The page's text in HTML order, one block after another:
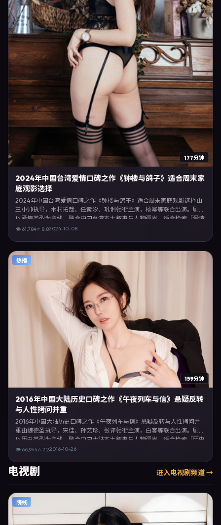
177分钟
2024年中国台湾爱情口碑之作《钟楼与鸽子》适合周末家
庭观影选择
2024年中国台湾爱情口碑之作《钟楼与鸽子》适合周末家庭观影选择由
王小帅执导，木村拓哉、任素汐、巩俐领衔主演，杨幂等联合出演。剧情
以爱情类型为主线，融合中国台湾本土叙事与人物弧光，适合检索「爱情
电影 中国台湾 王小帅 木村拓哉」等关键词的观众。2024年10月8日中国
材。
👁 61,784⭐ 8.82024-10-08
热播
159分钟
2016年中国大陆历史口碑之作《午夜列车与信》悬疑反转
与人性拷问并重
2016年中国大陆历史口碑之作《午夜列车与信》悬疑反转与人性拷问并
重由魏德圣执导，宋佳、孙艺珍、张译领衔主演，白客等联合出演。剧情
以历史类型为主线，融合中国大陆本土叙事与人物弧光，适合检索「历史
电影 中国大陆 魏德圣 宋佳」等关键词的观众。2016年10月26日于中国
上强调沉浸体验，可作为片单推荐、影评长文与专题策划的引用素材。
👁 66,944⭐ 7.22016-10-26
电视剧 进入电视剧频道 →
院线